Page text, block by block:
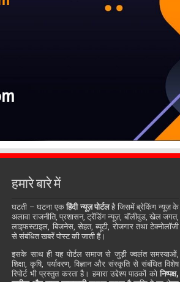
हमारे बारे में
घटती – घटना एकहिंदी न्यूज़ पोर्टलहै जिसमें ब्रेकिंग न्यूज़ के
अलावा राजनीति, प्रशासन, ट्रेंडिंग न्यूज़, बॉलीवुड, खेल जगत,
लाइफस्टाइल, बिजनेस, सेहत, ब्यूटी, रोजगार तथा टेक्नोलॉजी
से संबंधित खबरें पोस्ट की जाती हैं।
इसके साथ ही यह पोर्टल समाज से जुड़ी ज्वलंत समस्याओं,
शिक्षा, कृषि, पर्यावरण, विज्ञान और संस्कृति से संबंधित विशेष
रिपोर्ट भी प्रस्तुत करता है। हमारा उद्देश्य पाठकों कोनिष्पक्ष,